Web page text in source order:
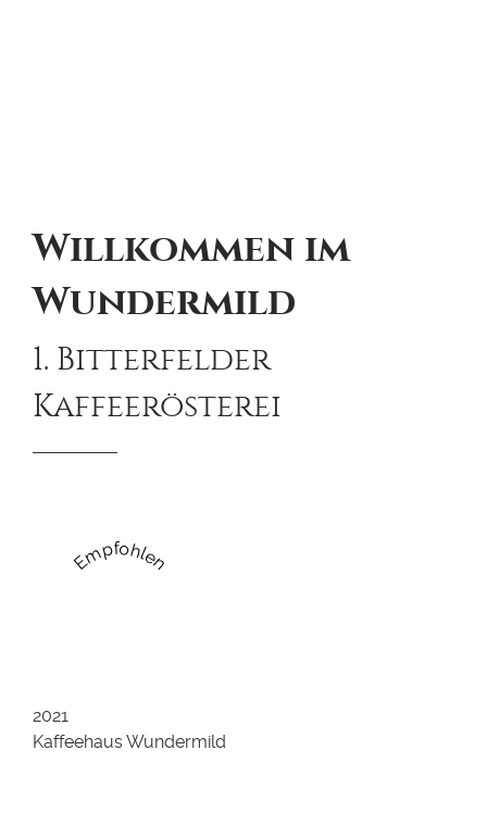
Willkommen im
Wundermild
1. Bitterfelder
Kaffeerösterei
Empfohlen
2021
Kaffeehaus Wundermild